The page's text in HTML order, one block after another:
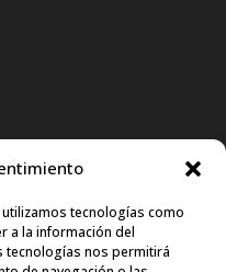
tecnologías como
a la información del
tecnologías nos permitirá
de